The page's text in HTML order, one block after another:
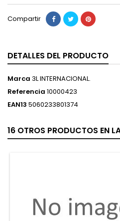
Compartir
DETALLES DEL PRODUCTO
Marca 3L INTERNACIONAL.
Referencia 10000423
EAN13 5060233801374
16 OTROS PRODUCTOS EN